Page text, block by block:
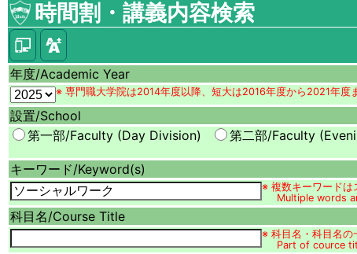
時間割・講義内容検索
年度/Academic Year
※ 専門職大学院は2014年度以降、短大は2016年度から2021年度
設置/School
第一部/Faculty (Day Division)
第二部/Faculty
キーワード/Keyword(s)
※ 複数キーワードは
Multiple words
科目名/Course Title
※ 科目名・科目名
Part of cource